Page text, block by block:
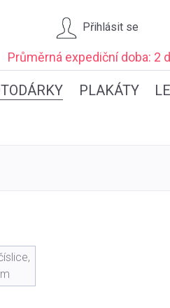
Přihlásit se
Průměrná expedičnídoba: 2
PLAKÁTY